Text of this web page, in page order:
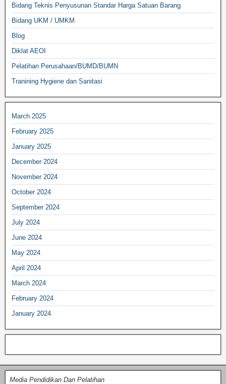
Bidang Teknis Penyusunan Standar Harga Satuan Barang
Bidang UKM / UMKM
Blog
Diklat AEOI
Pelatihan Perusahaan/BUMD/BUMN
Tranining Hygiene dan Sanitasi
March 2025
February 2025
January 2025
December 2024
November 2024
October 2024
September 2024
July 2024
June 2024
May 2024
April 2024
March 2024
February 2024
January 2024
Media Pendidikan Dan Pelatihan